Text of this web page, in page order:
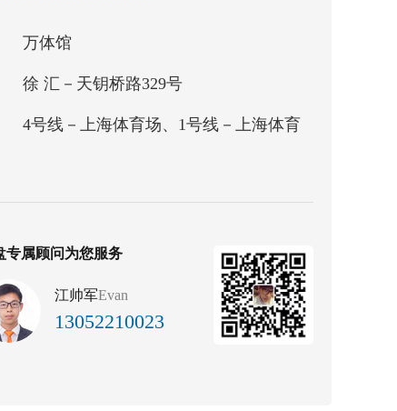
万体馆
徐 汇－天钥桥路329号
4号线－上海体育场、1号线－上海体育
专属顾问为您服务
江帅军Evan
13052210023